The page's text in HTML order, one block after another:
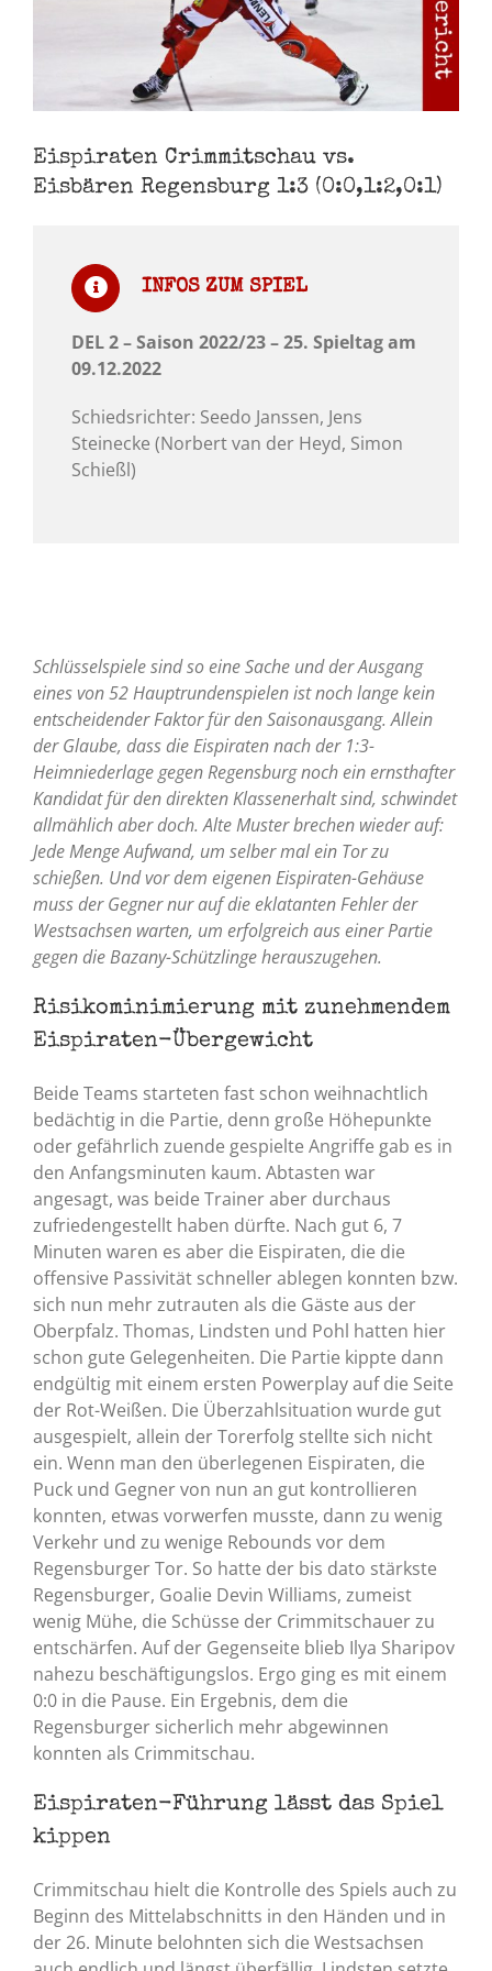
Eispiraten Crimmitschau vs.
Eisbären Regensburg 1:3 (0:0,1:2,0:1)
INFOS ZUM SPIEL
DEL 2 – Saison 2022/23 – 25. Spieltag am
09.12.2022
Schiedsrichter: Seedo Janssen, Jens
Steinecke (Norbert van der Heyd, Simon
Schießl)
Schlüsselspiele sind so eine Sache und der Ausgang
eines von 52 Hauptrundenspielen ist noch lange kein
entscheidender Faktor für den Saisonausgang. Allein
der Glaube, dass die Eispiraten nach der 1:3-
Heimniederlage gegen Regensburg noch ein ernsthafter
Kandidat für den direkten Klassenerhalt sind, schwindet
allmählich aber doch. Alte Muster brechen wieder auf:
Jede Menge Aufwand, um selber mal ein Tor zu
schießen. Und vor dem eigenen Eispiraten-Gehäuse
muss der Gegner nur auf die eklatanten Fehler der
Westsachsen warten, um erfolgreich aus einer Partie
gegen die Bazany-Schützlinge herauszugehen.
Risikominimierung mit zunehmendem
Eispiraten-Übergewicht
Beide Teams starteten fast schon weihnachtlich
bedächtig in die Partie, denn große Höhepunkte
oder gefährlich zuende gespielte Angriffe gab es in
den Anfangsminuten kaum. Abtasten war
angesagt, was beide Trainer aber durchaus
zufriedengestellt haben dürfte. Nach gut 6, 7
Minuten waren es aber die Eispiraten, die die
offensive Passivität schneller ablegen konnten bzw.
sich nun mehr zutrauten als die Gäste aus der
Oberpfalz. Thomas, Lindsten und Pohl hatten hier
schon gute Gelegenheiten. Die Partie kippte dann
endgültig mit einem ersten Powerplay auf die Seite
der Rot-Weißen. Die Überzahlsituation wurde gut
ausgespielt, allein der Torerfolg stellte sich nicht
ein. Wenn man den überlegenen Eispiraten, die
Puck und Gegner von nun an gut kontrollieren
konnten, etwas vorwerfen musste, dann zu wenig
Verkehr und zu wenige Rebounds vor dem
Regensburger Tor. So hatte der bis dato stärkste
Regensburger, Goalie Devin Williams, zumeist
wenig Mühe, die Schüsse der Crimmitschauer zu
entschärfen. Auf der Gegenseite blieb Ilya Sharipov
nahezu beschäftigungslos. Ergo ging es mit einem
0:0 in die Pause. Ein Ergebnis, dem die
Regensburger sicherlich mehr abgewinnen
konnten als Crimmitschau.
Eispiraten-Führung lässt das Spiel
kippen
Crimmitschau hielt die Kontrolle des Spiels auch zu
Beginn des Mittelabschnitts in den Händen und in
der 26. Minute belohnten sich die Westsachsen